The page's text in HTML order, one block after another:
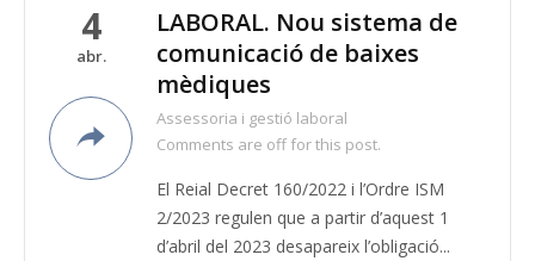
4
abr.
LABORAL. Nou sistema de
comunicació de baixes
mèdiques
Assessoria i gestió laboral
Comments are off for this post.
El Reial Decret 160/2022 i l’Ordre ISM
2/2023 regulen que a partir d’aquest 1
d’abril del 2023 desapareix l’obligació...